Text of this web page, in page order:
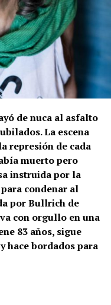
de nuca al asfalto
La escena
represión de cada
muerto pero
instruida por la
condenar al
por Bullrich de
con orgullo en una
83 años, sigue
hace bordados para